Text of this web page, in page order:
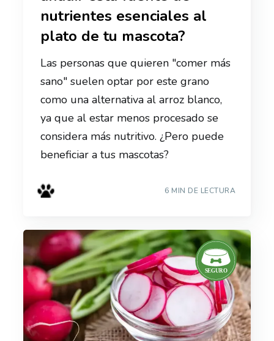
nutrientes esenciales al
plato de tu mascota?
Las personas que quieren "comer más
sano" suelen optar por este grano
como una alternativa al arroz blanco,
ya que al estar menos procesado se
considera más nutritivo. ¿Pero puede
beneficiar a tus mascotas?
6 MIN DE LECTURA